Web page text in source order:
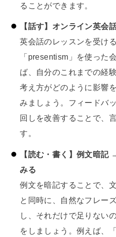
ることができます。
【話す】オンライン英会
英会話のレッスンを受け
「presentism」を使った
ば、自分のこれまでの経
考え方がどのように影響
みましょう。フィードバ
回しを改善することで、
す。
【読む・書く】例文暗
みる
例文を暗記することで、
と同時に、自然なフレー
し、それだけで足りない
をしましょう。例えば、